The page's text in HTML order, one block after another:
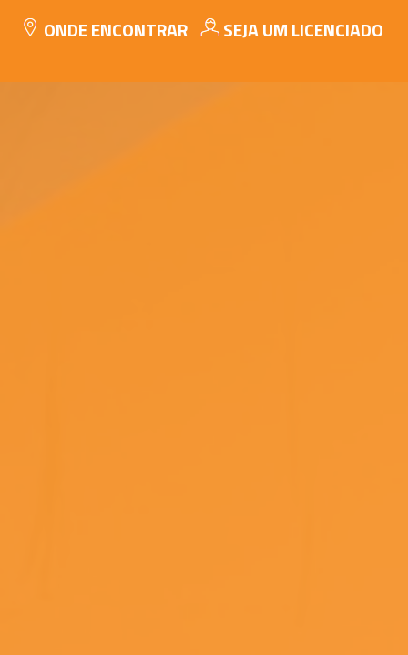
ONDE ENCONTRAR SEJA UM LICENCIADO